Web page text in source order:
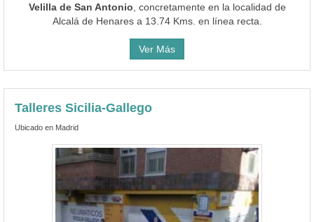
Velilla de San Antonio , concretamente en la localidad de
Alcalá de Henares a 13.74 Kms. en línea recta.
Ver Más
Talleres Sicilia-Gallego
Ubicado en Madrid